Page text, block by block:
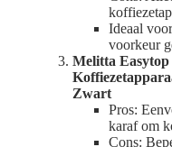
Ideaal
voorkeur
Melitta
Zwart
Pros:
karaf om
Cons: